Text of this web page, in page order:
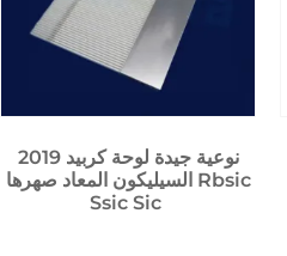
2019 نوعية جيدة لوحة كربيد
السيليكون المعاد صهرها Rbsic
Ssic Sic